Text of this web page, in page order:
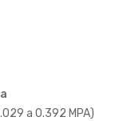
a 0.392 MPA)